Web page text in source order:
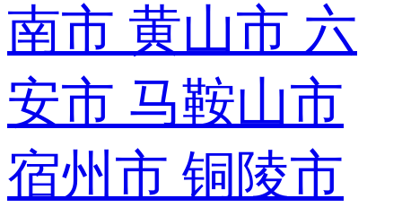
南市 黄山市 六
安市 马鞍山市
宿州市 铜陵市